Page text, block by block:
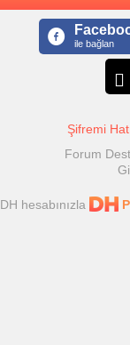
ile bağlan
Şifremi
Forum
DH hesabınızla